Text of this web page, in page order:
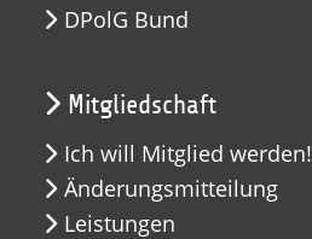
DPolG Bund
Mitgliedschaft
Ich will Mitglied werden!
Änderungsmitteilung
Leistungen